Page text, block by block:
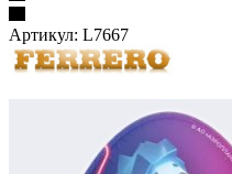
Артикул: L7667